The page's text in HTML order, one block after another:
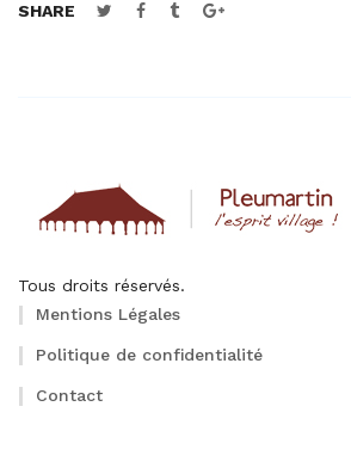
SHARE
Tous droits réservés.
Mentions Légales
Politique de confidentialité
Contact